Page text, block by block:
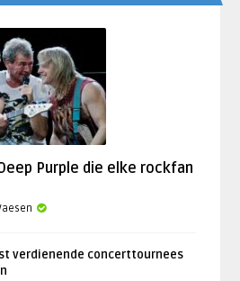
Purple die elke rockfan
verdienende concerttournees